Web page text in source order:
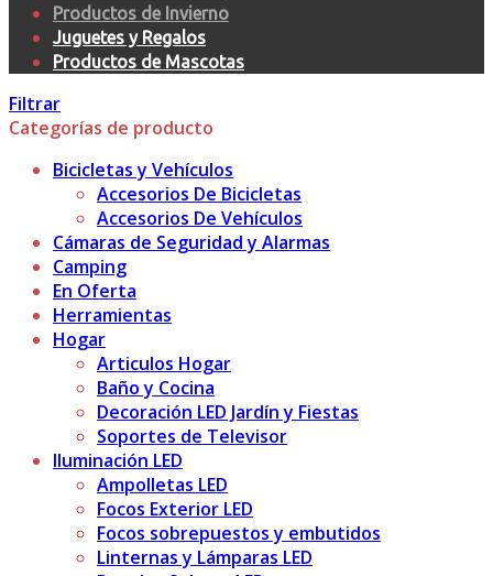
Productos de Invierno
Juguetes y Regalos
Productos de Mascotas
Filtrar
Categorías de producto
Bicicletas y Vehículos
Accesorios De Bicicletas
Accesorios De Vehículos
Cámaras de Seguridad y Alarmas
Camping
En Oferta
Herramientas
Hogar
Articulos Hogar
Baño y Cocina
Decoración LED Jardín y Fiestas
Soportes de Televisor
Iluminación LED
Ampolletas LED
Focos Exterior LED
Focos sobrepuestos y embutidos
Linternas y Lámparas LED